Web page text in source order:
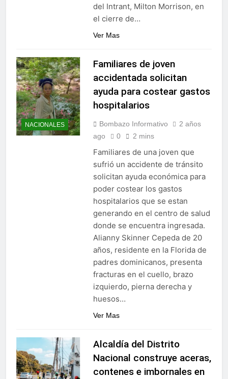
del Intrant, Milton Morrison, en
el cierre de…
Ver Mas
NACIONALES
Familiares de joven
accidentada solicitan
ayuda para costear gastos
hospitalarios
Bombazo Informativo
2 años
ago
0 2 mins
Familiares de una joven que
sufrió un accidente de tránsito
solicitan ayuda económica para
poder costear los gastos
hospitalarios que se estan
generando en el centro de salud
donde se encuentra ingresada.
Alianny Skinner Cepeda de 20
años, residente en la Florida de
padres dominicanos, presenta
fracturas en el cuello, brazo
izquierdo, pierna derecha y
huesos…
Ver Mas
Alcaldía del Distrito
Nacional construye aceras,
contenes e imbornales en